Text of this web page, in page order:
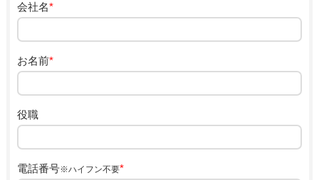
会社名*
お名前*
役職
電話番号※ハイフン不要*